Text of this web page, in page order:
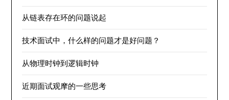
从链表存在环的问题说起
技术面试中，什么样的问题才是好问题？
从物理时钟到逻辑时钟
近期面试观摩的一些思考